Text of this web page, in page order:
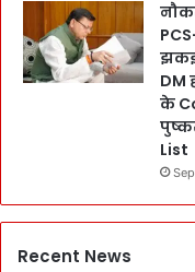
DM
के
List
Recent News